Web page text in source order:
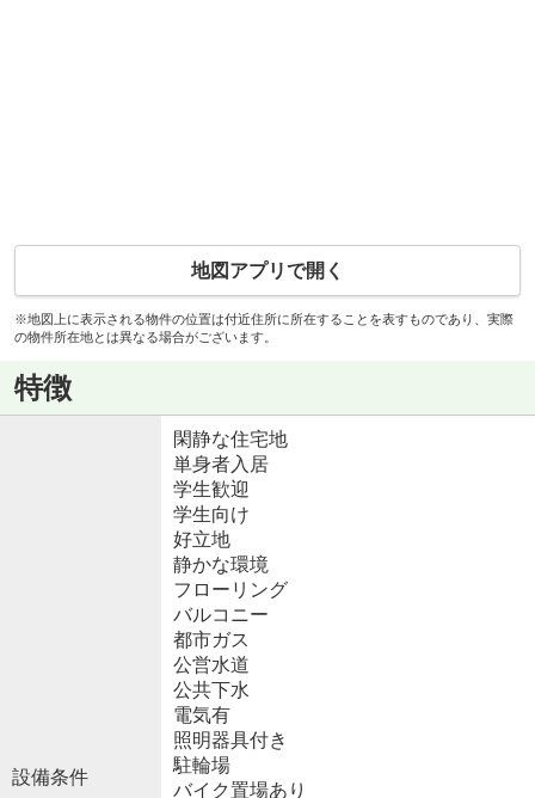
地図アプリで開く
※地図上に表示される物件の位置は付近住所に所在することを表すものであり、実際
の物件所在地とは異なる場合がございます。
特徴
設備条件
閑静な住宅地
単身者入居
学生歓迎
学生向け
好立地
静かな環境
フローリング
バルコニー
都市ガス
公営水道
公共下水
電気有
照明器具付き
駐輪場
バイク置場あり